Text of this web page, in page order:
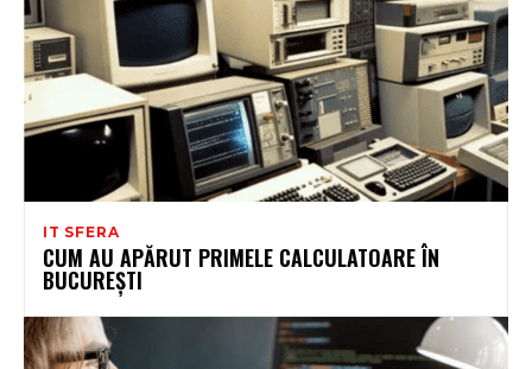
IT SFERA
CUM AU APĂRUT PRIMELE CALCULATOARE ÎN
BUCUREȘTI